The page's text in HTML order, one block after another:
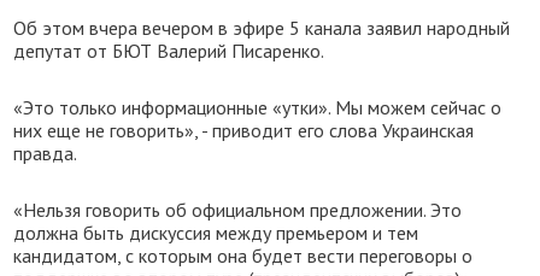
Об этом вчера вечером в эфире 5 канала заявил народный
депутат от БЮТ Валерий Писаренко.
«Это только информационные «утки». Мы можем сейчас о
них еще не говорить», - приводит его слова Украинская
правда.
«Нельзя говорить об официальном предложении. Это
должна быть дискуссия между премьером и тем
кандидатом, с которым она будет вести переговоры о